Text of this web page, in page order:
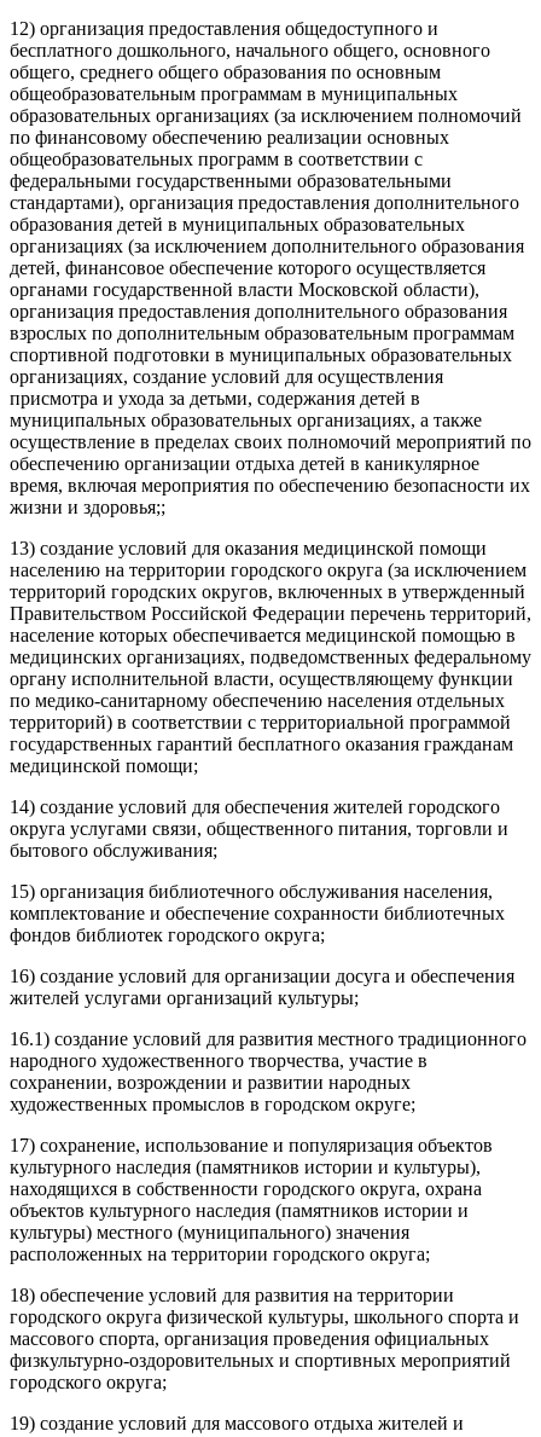
12) организация предоставления общедоступного и
бесплатного дошкольного, начального общего, основного
общего, среднего общего образования по основным
общеобразовательным программам в муниципальных
образовательных организациях (за исключением полномочий
по финансовому обеспечению реализации основных
общеобразовательных программ в соответствии с
федеральными государственными образовательными
стандартами), организация предоставления дополнительного
образования детей в муниципальных образовательных
организациях (за исключением дополнительного образования
детей, финансовое обеспечение которого осуществляется
органами государственной власти Московской области),
организация предоставления дополнительного образования
взрослых по дополнительным образовательным программам
спортивной подготовки в муниципальных образовательных
организациях, создание условий для осуществления
присмотра и ухода за детьми, содержания детей в
муниципальных образовательных организациях, а также
осуществление в пределах своих полномочий мероприятий по
обеспечению организации отдыха детей в каникулярное
время, включая мероприятия по обеспечению безопасности их
жизни и здоровья;;
13) создание условий для оказания медицинской помощи
населению на территории городского округа (за исключением
территорий городских округов, включенных в утвержденный
Правительством Российской Федерации перечень территорий,
население которых обеспечивается медицинской помощью в
медицинских организациях, подведомственных федеральному
органу исполнительной власти, осуществляющему функции
по медико-санитарному обеспечению населения отдельных
территорий) в соответствии с территориальной программой
государственных гарантий бесплатного оказания гражданам
медицинской помощи;
14) создание условий для обеспечения жителей городского
округа услугами связи, общественного питания, торговли и
бытового обслуживания;
15) организация библиотечного обслуживания населения,
комплектование и обеспечение сохранности библиотечных
фондов библиотек городского округа;
16) создание условий для организации досуга и обеспечения
жителей услугами организаций культуры;
16.1) создание условий для развития местного традиционного
народного художественного творчества, участие в
сохранении, возрождении и развитии народных
художественных промыслов в городском округе;
17) сохранение, использование и популяризация объектов
культурного наследия (памятников истории и культуры),
находящихся в собственности городского округа, охрана
объектов культурного наследия (памятников истории и
культуры) местного (муниципального) значения
расположенных на территории городского округа;
18) обеспечение условий для развития на территории
городского округа физической культуры, школьного спорта и
массового спорта, организация проведения официальных
физкультурно-оздоровительных и спортивных мероприятий
городского округа;
19) создание условий для массового отдыха жителей и